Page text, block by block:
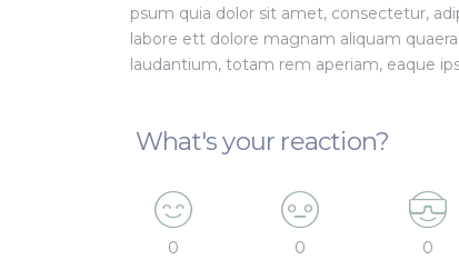
psum quia dolor sit amet, consectetur,
labore ett dolore magnam aliquam
laudantium, totam rem aperiam, eaque
What's your reaction?
0 0 0